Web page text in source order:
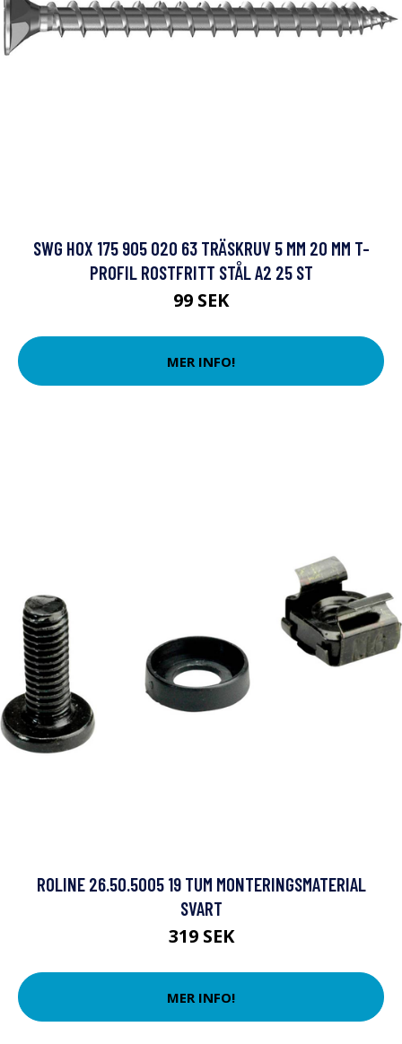
SWG HOX 175 905 020 63 TRÄSKRUV 5 MM 20 MM T-
PROFIL ROSTFRITT STÅL A2 25 ST
99 SEK
MER INFO!
ROLINE 26.50.5005 19 TUM MONTERINGSMATERIAL
SVART
319 SEK
MER INFO!